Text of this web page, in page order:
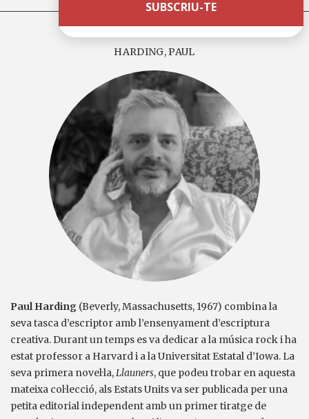
HARDING, PAUL
Paul Harding (Beverly, Massachusetts, 1967) combina la
seva tasca d’escriptor amb l’ensenyament d’escriptura
creativa. Durant un temps es va dedicar a la música rock i ha
estat professor a Harvard i a la Universitat Estatal d’Iowa. La
seva primera novel·la,Llauners, que podeu trobar en aquesta
mateixa col·lecció, als Estats Units va ser publicada per una
petita editorial independent amb un primer tiratge de